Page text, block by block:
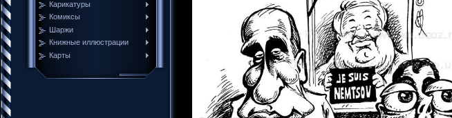
Карикатуры
Комиксы
Шаржи
Книжные иллюстрации
Карты